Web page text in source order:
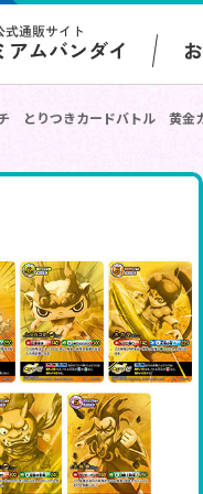
式通販サイト
アムバンダイ
とりつきカードバトル 黄金